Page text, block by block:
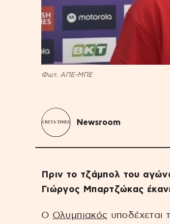
Φωτ. ΑΠΕ-ΜΠΕ
Newsroom
Πριν το τζάμπολ του
Γιώργος Μπαρτζώκας
Ο Ολυμπιακός υποδέχεται